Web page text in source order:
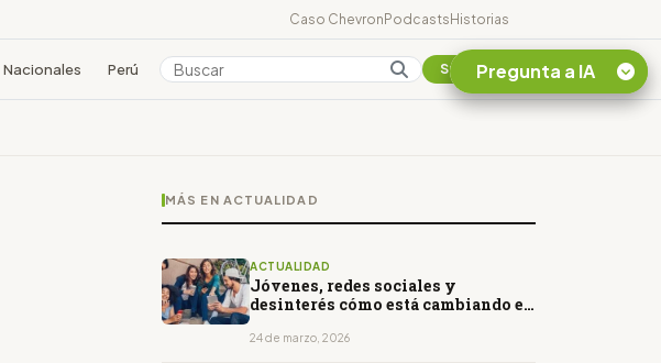
Caso ChevronPodcastsHistorias
Nacionales Perú Colombia Suscribirse
MÁS EN ACTUALIDAD
ACTUALIDAD
Jóvenes, redes sociales y
desinterés cómo está cambiando el
24 de marzo, 2026
Pregunta a IA
¿En que consiste la